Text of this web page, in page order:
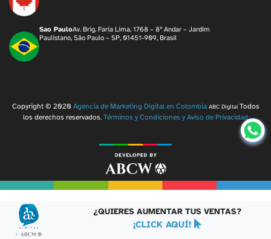
Sao PauloAv. Brig. Faria Lima, 1768 – 8º Andar – Jardim
Paulistano, São Paulo – SP, 01451-909, Brasil
Copyright © 2020 Agencia de Marketing Digital en ColombiaABC DigitalTodos
los derechos reservados. Términos y Condiciones y Aviso de Privacidad
¿QUIERES AUMENTAR TUS VENTAS?
¡CLICK AQUÍ!